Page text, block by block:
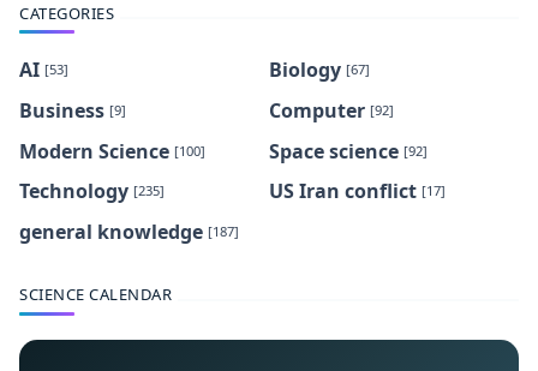
CATEGORIES
AI [53] Biology [67]
Business [9] Computer [92]
Modern Science [100] Space science [92]
Technology [235] US Iran conflict [17]
general knowledge [187]
SCIENCE CALENDAR